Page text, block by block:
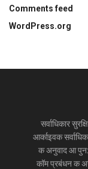
Comments feed
WordPress.org
सर्वाधिकार
आर्काइवक
क अनुवाद आ पुन:
कॉम प्रबंधन क